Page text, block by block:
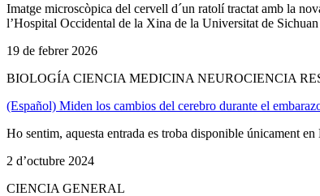
Imatge microscòpica del cervell d´un ratolí tractat amb la
l’Hospital Occidental de la Xina de la Universitat de
19 de febrer 2026
BIOLOGÍA CIENCIA MEDICINA NEUROCIENCIA
(Español) Miden los cambios del cerebro durante el
Ho sentim, aquesta entrada es troba disponible únicament
2 d’octubre 2024
CIENCIA GENERAL